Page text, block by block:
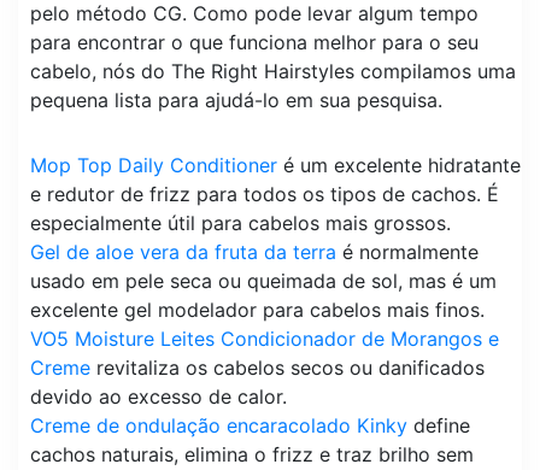
pelo método CG. Como pode levar algum tempo
para encontrar o que funciona melhor para o seu
cabelo, nós do The Right Hairstyles compilamos uma
pequena lista para ajudá-lo em sua pesquisa.
Mop Top Daily Conditioner é um excelente hidratante
e redutor de frizz para todos os tipos de cachos. É
especialmente útil para cabelos mais grossos.
Gel de aloe vera da fruta da terra é normalmente
usado em pele seca ou queimada de sol, mas é um
excelente gel modelador para cabelos mais finos.
VO5 Moisture Leites Condicionador de Morangos e
Creme revitaliza os cabelos secos ou danificados
devido ao excesso de calor.
Creme de ondulação encaracolado Kinky define
cachos naturais, elimina o frizz e traz brilho sem